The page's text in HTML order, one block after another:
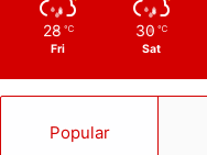
28 ℃
Fri
30 ℃
Sat
Popular